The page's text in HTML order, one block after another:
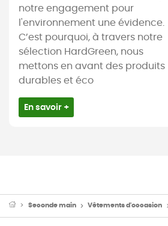
notre engagement pour
l'environnement une évidence.
C’est pourquoi, à travers notre
sélection HardGreen, nous
mettons en avant des produits
durables et éco
En savoir +
Seconde main Vêtements d'occasion